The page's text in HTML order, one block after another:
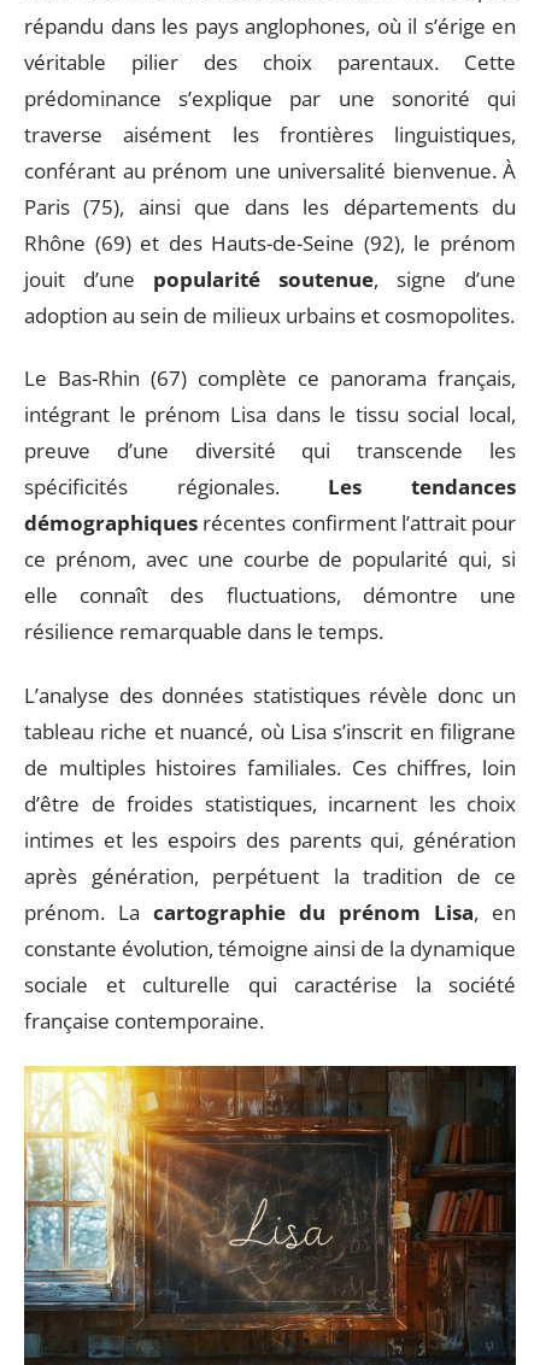
répandu dans les pays anglophones, où il s’érige en
véritable pilier des choix parentaux. Cette
prédominance s’explique par une sonorité qui
traverse aisément les frontières linguistiques,
conférant au prénom une universalité bienvenue. À
Paris (75), ainsi que dans les départements du
Rhône (69) et des Hauts-de-Seine (92), le prénom
jouit d’une popularité soutenue, signe d’une
adoption au sein de milieux urbains et cosmopolites.
Le Bas-Rhin (67) complète ce panorama français,
intégrant le prénom Lisa dans le tissu social local,
preuve d’une diversité qui transcende les
spécificités régionales. Les tendances
démographiques récentes confirment l’attrait pour
ce prénom, avec une courbe de popularité qui, si
elle connaît des fluctuations, démontre une
résilience remarquable dans le temps.
L’analyse des données statistiques révèle donc un
tableau riche et nuancé, où Lisa s’inscrit en filigrane
de multiples histoires familiales. Ces chiffres, loin
d’être de froides statistiques, incarnent les choix
intimes et les espoirs des parents qui, génération
après génération, perpétuent la tradition de ce
prénom. La cartographie du prénom Lisa, en
constante évolution, témoigne ainsi de la dynamique
sociale et culturelle qui caractérise la société
française contemporaine.